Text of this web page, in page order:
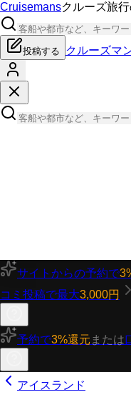
Cruisemansクルーズ旅
投稿する クルーズマ
サイトからの予約で
コミ投稿で最大3,000円
予約で3%還元 または
アイスランド